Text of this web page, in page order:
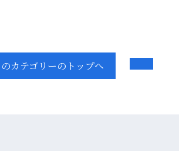
のカテゴリーのトップへ